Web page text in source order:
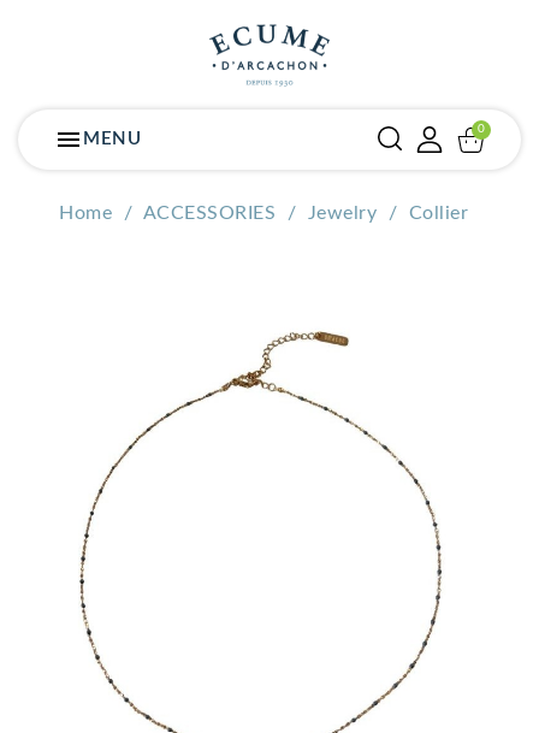
menu MENU
Home ACCESSORIES Jewelry Collier